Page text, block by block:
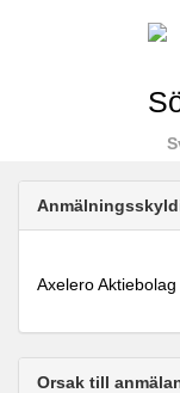
Axelero Aktiebolag
Orsak till